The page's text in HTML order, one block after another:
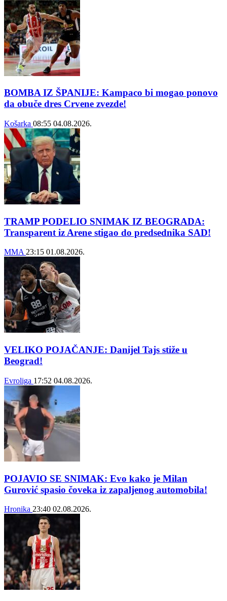
BOMBA IZ ŠPANIJE: Kampaco bi mogao ponovo
da obuče dres Crvene zvezde!
Košarka 08:55 04.08.2026.
TRAMP PODELIO SNIMAK IZ BEOGRADA:
Transparent iz Arene stigao do predsednika SAD!
MMA23:15 01.08.2026.
VELIKO POJAČANJE: Danijel Tajs stiže u
Beograd!
Evroliga 17:52 04.08.2026.
POJAVIO SE SNIMAK: Evo kako je Milan
Gurović spasio čoveka iz zapaljenog automobila!
Hronika 23:40 02.08.2026.